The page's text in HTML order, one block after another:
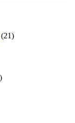
(21)